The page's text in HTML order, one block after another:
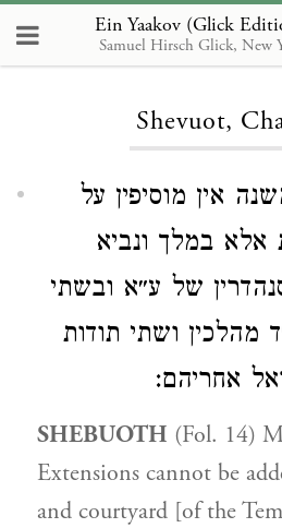
Ein Yaakov (Glick
Samuel Hirsch Glick, New
Loading...
Shevuot,
אין מוסיפין על
אלא במלך ונביא
של ע״א ובשתי
מהלכין ושתי תודות
אחריהם:
SHEBUOTH (Fol. 14)
Extensions cannot be
and courtyard [of the